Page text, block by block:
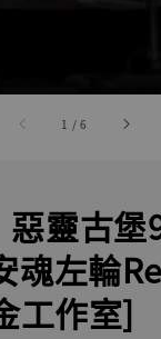
1 /6
惡靈古
魂左輪
工作室]